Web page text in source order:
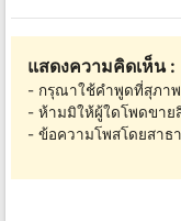
แสดงความคิดเห็น :
- กรุณาใช้คำพูดที่สุภาพ
- ห้ามมิให้ผู้ใดโพดขาย
- ข้อความโพสโดยสา